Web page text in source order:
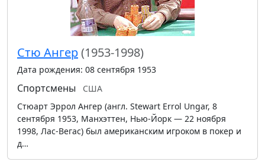
Стю Ангер(1953-1998)
Дата рождения: 08 сентября 1953
Спортсмены
США
Стюарт Эррол Ангер (англ. Stewart Errol Ungar, 8
сентября 1953, Манхэттен, Нью-Йорк — 22 ноября
1998, Лас-Вегас) был американским игроком в покер и
д…